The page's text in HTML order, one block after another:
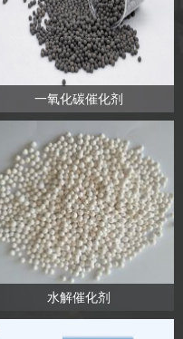
一氧化碳催化剂
水解催化剂